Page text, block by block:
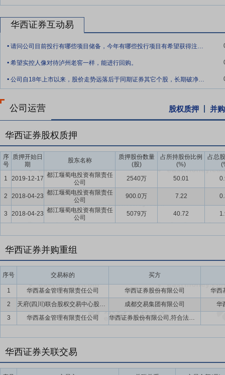
了良好基础。公司股东会、董事会及经理层各司其职，相互制衡，有
要点15：获准设立9家分支机构
各设立1家证券营业部,在四川省成都市设立3家证券营业部。截至公
司的经营网点布局。
要点16：获准设立10家分支机构
2019年4月11日公告,四川证监局核
省东莞市、福建省福清市、福建省泉州市、浙江省绍兴市、浙江省杭
营业部和12家分公司。
要点17：自愿锁定股份
自公司股票上市之日起三十六个月内,不转
间接持有的该部分股份。
要点18：拟公开挂牌出售部分房产
工验收。公司拟将权属项下B区项目部分房产通过西南联合产权交易
挂牌价格不低于评估值。
要点19： 股利分配
公司上市后将在足额计提法定公积金、任意公积
以现金方式累计分配的利润不少于该年实现的年均可分配利润的10%。
要点20：稳定股价措施
公司首次公开发行股票并上市后三年内,如公
持股份、公司全体董事(独立董事除外)和高级管理人员增持公司股票以
华西证券互动易
. 请问公司目前投行有哪些项目储备，今年有哪些投行项目有希望获得注册。
. 希望实控人像对待泸州老窖一样，能进行回购。
. 公司自18年上市以来，股价走势远落后于同期证券其它个股，长期破净破发，公司没有采
公司运营 股权质押 并
华西证券股权质押
序
号
质押开始日
期
股东名称
质押股份数量
(股)
占所持股份比例
(%)
占总
1
2019-12-17 都江堰蜀电投资有限责任
公司
2540万 50.01
2 2018-04-23 都江堰蜀电投资有限责任
公司
900.0万 7.22
3 2018-04-23 都江堰蜀电投资有限责任
公司
5079万 40.72
华西证券并购重组
序号 交易标的 买方
1 华西基金管理有限责任公司 华西证券股份有限公司
华西
2
天府(四川)联合股权交易中心股份有限公司 成都交易集团有限公司
华
3
华西基金管理有限责任公司 华西证券股份有限公司,符合法定条件的自然人股东
华西证券关联交易